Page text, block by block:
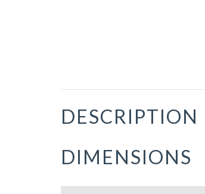
DESCRIPTION
DIMENSIONS